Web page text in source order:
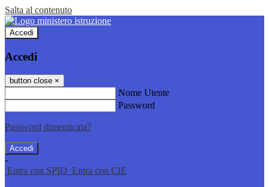
Salta al contenuto
Accedi
Accedi
button close ×
Nome Utente
Password
Password dimenticata?
-
Entra con SPID Entra con CIE